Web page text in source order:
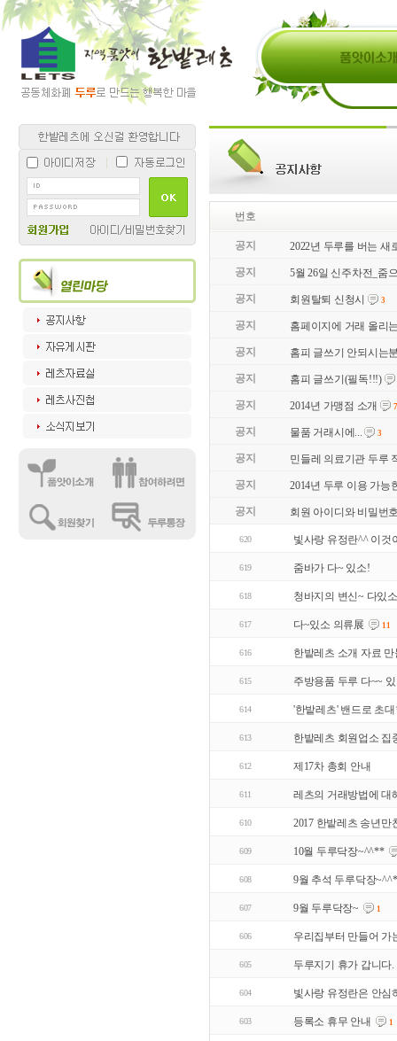
번호
공지 2022년 두루를 버는 새
공지 5월 26일 신주차전_줌
공지 회원탈퇴 신청시 3
공지 홈페이지에 거래 올리
공지 홈피 글쓰기 안되시는
공지 홈피 글쓰기(필독!!!)
공지 2014년 가맹점 소개
공지 물품 거래시에... 3
공지 민들레 의료기관 두루
공지 2014년 두루 이용 가능
공지 회원 아이디와 비밀번
620 빛사랑 유정란^^ 이것
619 줌바가 다~ 있소!
618 청바지의 변신~ 다있
617 다~있소 의류展 11
616 한밭레츠 소개 자료
615 주방용품 두루 다~~
614 '한밭레츠' 밴드로 초
613 한밭레츠 회원업소 집
612 제17차 총회 안내
611 레츠의 거래방법에 대
610 2017 한밭레츠 송년만
609 10월 두루닥장~^^**
608 9월 추석 두루닥장~^^*
607 9월 두루닥장~ 1
606 우리집부터 만들어 가
605 두루지기 휴가 갑니다.
604 빛사랑 유정란은 안심
603 등록소 휴무 안내 1